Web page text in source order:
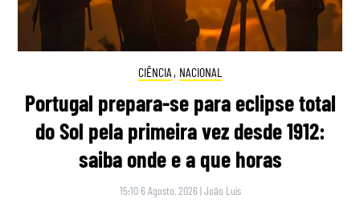
CIÊNCIA , NACIONAL
Portugal prepara-se para eclipse total
do Sol pela primeira vez desde 1912:
saiba onde e a que horas
15:10 6 Agosto, 2026 |João Luís